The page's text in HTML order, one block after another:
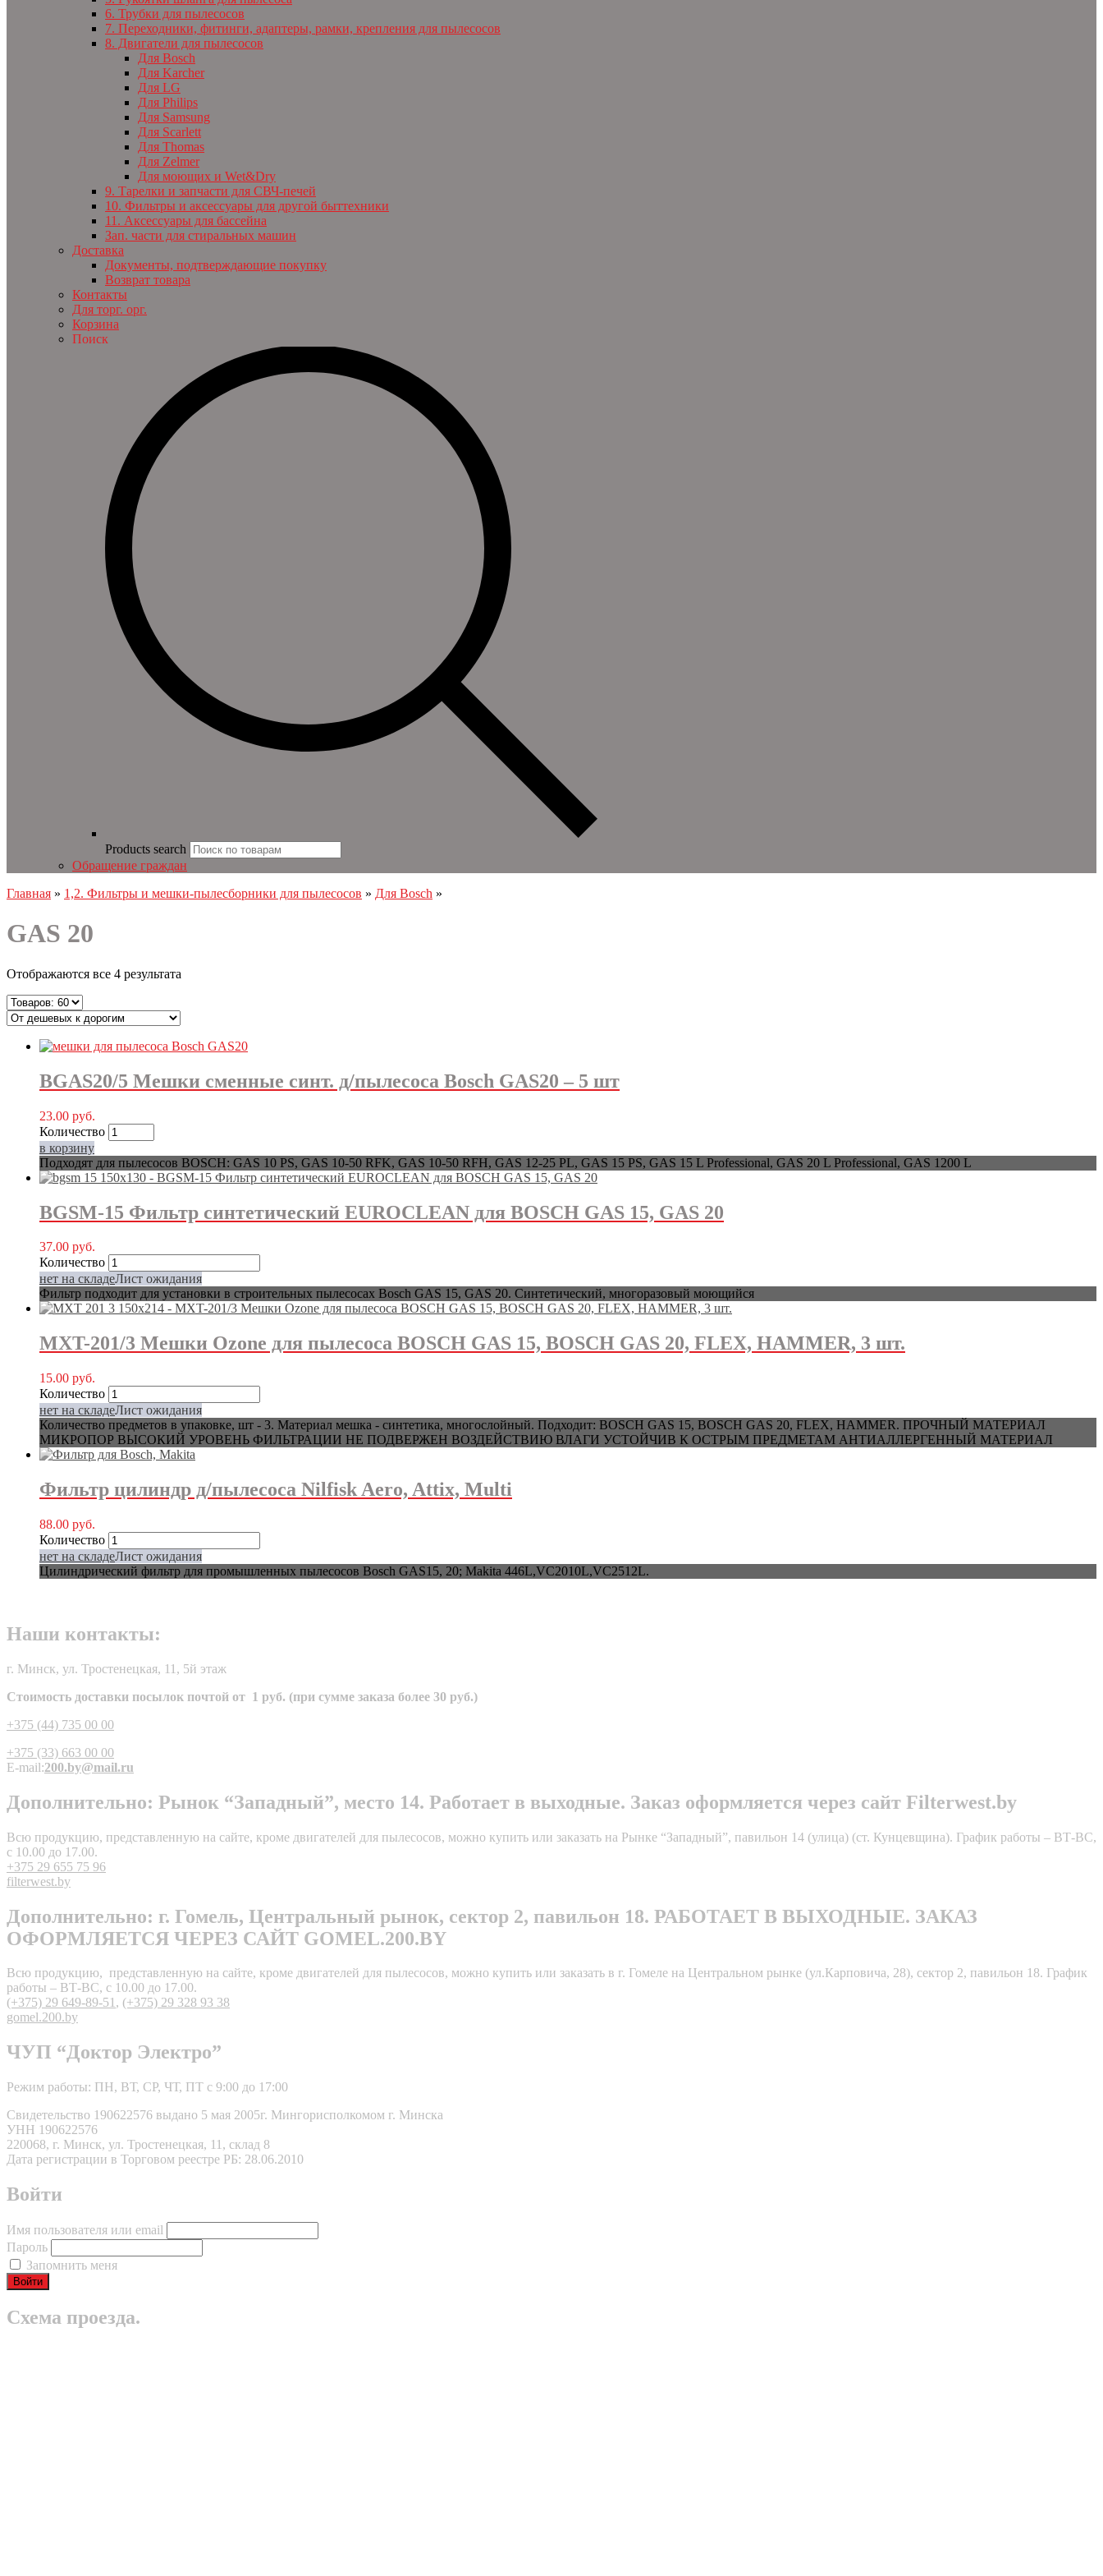
6. Трубки для пылесосов
7. Переходники, фитинги, адаптеры, рамки, крепления для пылесосов
8. Двигатели для пылесосов
Для Bosch
Для Karcher
Для LG
Для Philips
Для Samsung
Для Scarlett
Для Thomas
Для Zelmer
Для моющих и Wet&Dry
9. Тарелки и запчасти для СВЧ-печей
10. Фильтры и аксессуары для другой быттехники
11. Аксессуары для бассейна
Зап. части для стиральных машин
Доставка
Документы, подтверждающие покупку
Возврат товара
Контакты
Для торг. орг.
Корзина
Поиск
Products search
Обращение граждан
Главная » 1,2. Фильтры и мешки-пылесборники для пылесосов » Для Bosch »
GAS 20
Отображаются все 4 результата
BGAS20/5 Мешки сменные синт. д/пылесоса Bosch GAS20 – 5 шт
23.00 руб.
Количество
в корзину
Подходят для пылесосов BOSCH: GAS 10 PS, GAS 10-50 RFK, GAS 10-50 RFH, GAS 12-25 PL, GAS 15 PS, GAS 15 L Professional, GAS 20 L Professional, GAS 1200 L
BGSM-15 Фильтр синтетический EUROCLEAN для BOSCH GAS 15, GAS 20
37.00 руб.
Количество
нет на складеЛист ожидания
Фильтр подходит для установки в строительных пылесосах Bosch GAS 15, GAS 20. Синтетический, многоразовый моющийся
MXT-201/3 Мешки Ozone для пылесоса BOSCH GAS 15, BOSCH GAS 20, FLEX, HAMMER, 3 шт.
15.00 руб.
Количество
нет на складеЛист ожидания
Количество предметов в упаковке, шт - 3. Материал мешка - cинтетика, многослойный. Подходит: BOSCH GAS 15, BOSCH GAS 20, FLEX, HAMMER. ПРОЧНЫЙ МАТЕРИАЛ
МИКРОПОР ВЫСОКИЙ УРОВЕНЬ ФИЛЬТРАЦИИ НЕ ПОДВЕРЖЕН ВОЗДЕЙСТВИЮ ВЛАГИ УСТОЙЧИВ К ОСТРЫМ ПРЕДМЕТАМ АНТИАЛЛЕРГЕННЫЙ МАТЕРИАЛ
Фильтр цилиндр д/пылесоса Nilfisk Aero, Attix, Multi
88.00 руб.
Количество
нет на складеЛист ожидания
Цилиндрический фильтр для промышленных пылесосов Bosch GAS15, 20; Makita 446L,VC2010L,VC2512L.
Наши контакты:
г. Минск, ул. Тростенецкая, 11, 5й этаж
Стоимость доставки посылок почтой от 1 руб. (при сумме заказа более 30 руб.)
+375 (44) 735 00 00
+375 (33) 663 00 00
E-mail:200.by@mail.ru
Дополнительно: Рынок “Западный”, место 14. Работает в выходные. Заказ оформляется через сайт Filterwest.by
Всю продукцию, представленную на сайте, кроме двигателей для пылесосов, можно купить или заказать на Рынке “Западный”, павильон 14 (улица) (ст. Кунцевщина). График работы – ВТ-ВС,
с 10.00 до 17.00.
+375 29 655 75 96
filterwest.by
Дополнительно: г. Гомель, Центральный рынок, сектор 2, павильон 18. РАБОТАЕТ В ВЫХОДНЫЕ. ЗАКАЗ
ОФОРМЛЯЕТСЯ ЧЕРЕЗ САЙТ GOMEL.200.BY
Всю продукцию, представленную на сайте, кроме двигателей для пылесосов, можно купить или заказать в г. Гомеле на Центральном рынке (ул.Карповича, 28), сектор 2, павильон 18. График
работы – ВТ-ВС, с 10.00 до 17.00.
(+375) 29 649-89-51, (+375) 29 328 93 38
gomel.200.by
ЧУП “Доктор Электро”
Режим работы: ПН, ВТ, СР, ЧТ, ПТ с 9:00 до 17:00
Свидетельство 190622576 выдано 5 мая 2005г. Мингорисполкомом г. Минска
УНН 190622576
220068, г. Минск, ул. Тростенецкая, 11, склад 8
Дата регистрации в Торговом реестре РБ: 28.06.2010
Войти
Имя пользователя или email
Пароль
Запомнить меня
Схема проезда.